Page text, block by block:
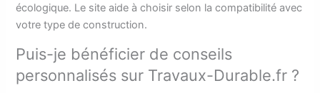
écologique. Le site aide à choisir selon la compatibilité avec
votre type de construction.
Puis-je bénéficier de conseils
personnalisés sur Travaux-Durable.fr ?